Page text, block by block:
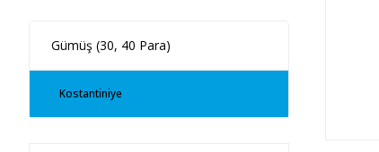
Gümüş (30, 40 Para)
Kostantiniye